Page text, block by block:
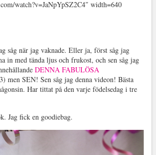
watch?v=JaNpYpSZ2C4″ width=640
såg när jag vaknade. Eller ja, först såg jag
in med tända ljus och frukost, och sen såg jag
DENNA FABULÖSA
men SEN! Sen såg jag denna videon! Bästa
Har tittat på den varje födelsedag i tre
Jag fick en goodiebag.